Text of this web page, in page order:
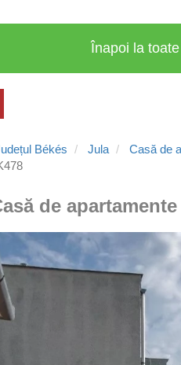
Înapoi la
Békés Jula
Casă de
de